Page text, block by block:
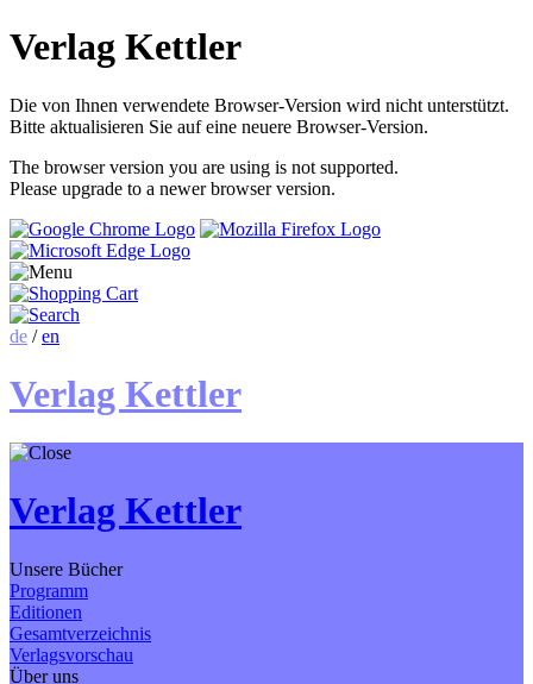
Verlag Kettler
Die von Ihnen verwendete Browser-Version wird nicht unterstützt.
Bitte aktualisieren Sie auf eine neuere Browser-Version.
The browser version you are using is not supported.
Please upgrade to a newer browser version.
de /en
Verlag Kettler
Verlag Kettler
Unsere Bücher
Programm
Editionen
Gesamtverzeichnis
Verlagsvorschau
Über uns